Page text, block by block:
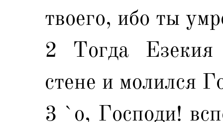
твоего, ибо ты
2 Тогда Езекия
стене и молился
3 `о, Господи!